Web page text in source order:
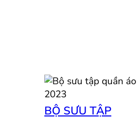
BỘ SƯU TẬP